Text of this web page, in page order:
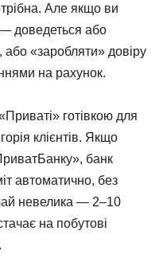
Але якщо ви
доведеться або
«заробляти» довіру
на рахунок.
готівкою для
клієнтів. Якщо
банк
автоматично, без
невелика — 2–10
на побутові